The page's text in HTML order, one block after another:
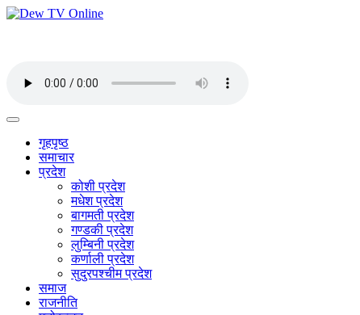
गृहपृष्ठ
समाचार
प्रदेश
कोशी प्रदेश
मधेश प्रदेश
बागमती प्रदेश
गण्डकी प्रदेश
लुम्बिनी प्रदेश
कर्णाली प्रदेश
सुदुरपश्चीम प्रदेश
समाज
राजनीति